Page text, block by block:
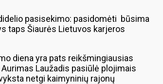
pasisekimo: pasidomėti būsima
taps Šiaurės Lietuvos karjeros
diena yra pats reikšmingiausias
Laužadis pasiūlė plojimais
netgi kaimyninių rajonų